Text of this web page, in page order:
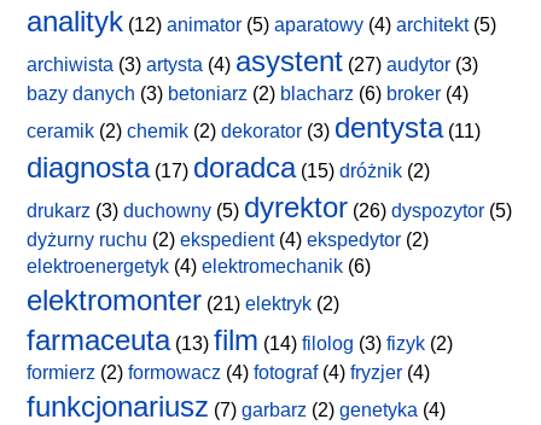
analityk (12) animator (5) aparatowy (4) architekt(5)
archiwista (3) artysta (4) asystent (27) audytor (3)
bazy danych (3) betoniarz (2) blacharz (6) broker (4)
ceramik (2) chemik (2) dekorator (3) dentysta(11)
diagnosta(17) doradca(15) dróżnik (2)
drukarz (3) duchowny (5) dyrektor (26) dyspozytor (5)
dyżurny ruchu (2) ekspedient(4) ekspedytor (2)
elektroenergetyk (4) elektromechanik (6)
elektromonter (21) elektryk (2)
farmaceuta(13) film (14) filolog (3) fizyk (2)
formierz (2) formowacz (4) fotograf(4) fryzjer (4)
funkcjonariusz (7) garbarz (2) genetyka (4)